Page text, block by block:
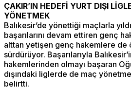
ÇAKIR’IN HEDEFİ YURT DIŞI
YÖNETMEK
Balıkesir’de yönettiği maçlarla
başarılarını devam ettiren genç
alttan yetişen genç hakemlere de
sürdürüyor. Başarılarıyla
hakemlerinden olmayı başaran
dışındaki liglerde de maç
belirtti.